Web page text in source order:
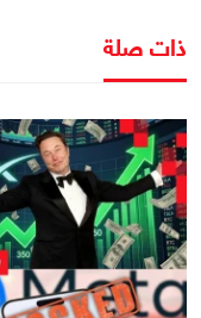
ذات صلة